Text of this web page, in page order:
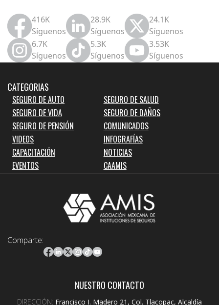
416K
Síguenos
28.9K
Síguenos
24.1K
Síguenos
6.7K
Síguenos
5.3K
Síguenos
3.53K
Síguenos
CATEGORIAS
SEGURO DE AUTO
SEGURO DE SALUD
SEGURO DE VIDA
SEGURO DE DAÑOS
SEGURO DE PENSIÓN
COMUNICADOS
VIDEOS
INFOGRAFÍAS
CAPACITACIÓN
NOTICIAS
EVENTOS
CAAMIS
Comparte:
NUESTRO CONTACTO
DIRECCIÓN: Francisco I. Madero 21, Col. Tlacopac, Alcaldía